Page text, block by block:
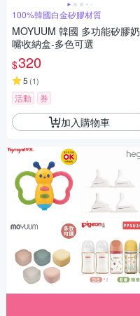
100%韓國白金矽膠材質
MOYUUM 韓國 多功能矽膠奶
嘴收納盒-多色可選
$320
5 (1)
活動 券
加入購物車